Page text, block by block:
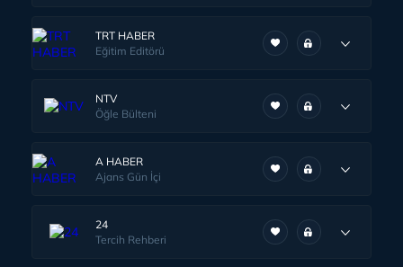
TRT HABER
Eğitim Editörü
NTV
Öğle Bülteni
A HABER
Ajans Gün İçi
24
Tercih Rehberi